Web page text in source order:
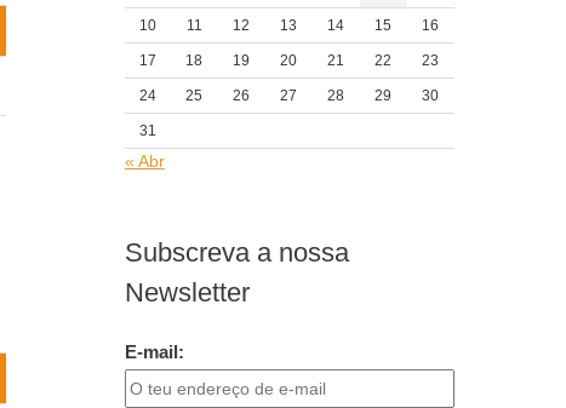
10 11 12 13 14 15 16
17 18 19 20 21 22 23
24 25 26 27 28 29 30
31
« Abr
Subscreva a nossa
Newsletter
E-mail: